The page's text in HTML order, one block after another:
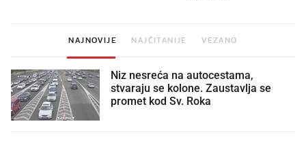
NAJNOVIJE NAJČITANIJE VEZANO
Niz nesreća na autocestama,
stvaraju se kolone. Zaustavlja se
promet kod Sv. Roka